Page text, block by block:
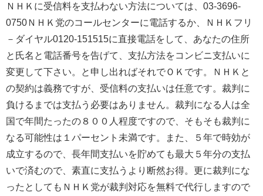
ＮＨＫに受信料を支払わない方法については、03-3696-
0750ＮＨＫ党のコールセンターに電話するか、ＮＨＫフリ
－ダイヤル0120-151515に直接電話をして、あなたの住所
と氏名と電話番号を告げて、支払方法をコンビニ支払いに
変更して下さい。と申し出ればそれでＯＫです。ＮＨＫと
の契約は義務ですが、受信料の支払いは任意です。裁判に
負けるまでは支払う必要はありません。裁判になる人は全
国で年間たったの８００人程度ですので、そもそも裁判に
なる可能性は１パーセント未満です。また、５年で時効が
成立するので、長年間支払いを貯めても最大５年分の支払
いで済むので、素直に支払うより断然お得。更に裁判にな
ったとしてもＮＨＫ党が裁判対応を無料で代行しますので